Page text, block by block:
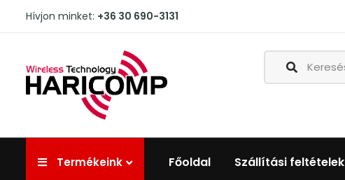
Hívjon minket: +36 30 690-3131
Termékeink Főoldal Szállítási feltételek